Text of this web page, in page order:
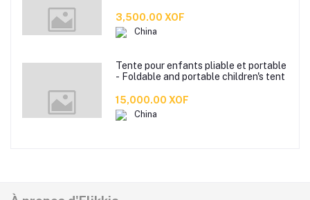
3,500.00 XOF
China
Tente pour enfants pliable et portable
- Foldable and portable children's tent
15,000.00 XOF
China